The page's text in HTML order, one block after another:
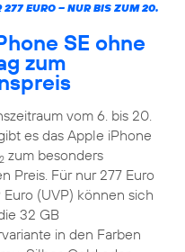
277 EURO – NUR BIS ZUM 20.
SE ohne
zum
vom 6. bis 20.
es das Apple iPhone
zum besonders
Preis. Für nur 277 Euro
(UVP) können sich
32 GB
in den Farben